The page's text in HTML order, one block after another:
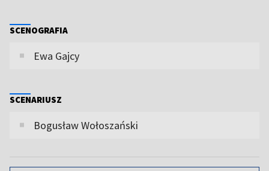
SCENOGRAFIA
Ewa Gajcy
SCENARIUSZ
Bogusław Wołoszański